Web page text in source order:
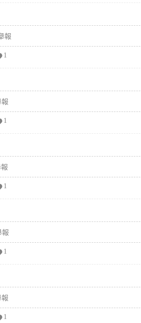
報
1
報
1
1
報
1
報
1